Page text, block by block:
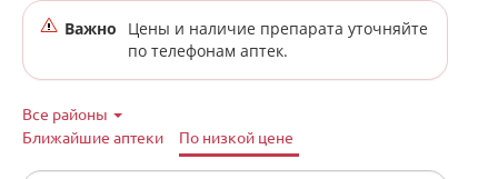
Важно
Цены и наличие препарата уточняйте
по телефонам аптек.
Все районы
Ближайшие аптеки
По низкой цене